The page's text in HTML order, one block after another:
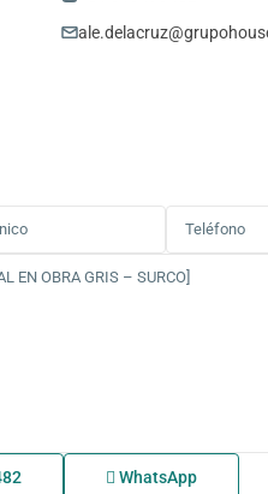
WhatsApp